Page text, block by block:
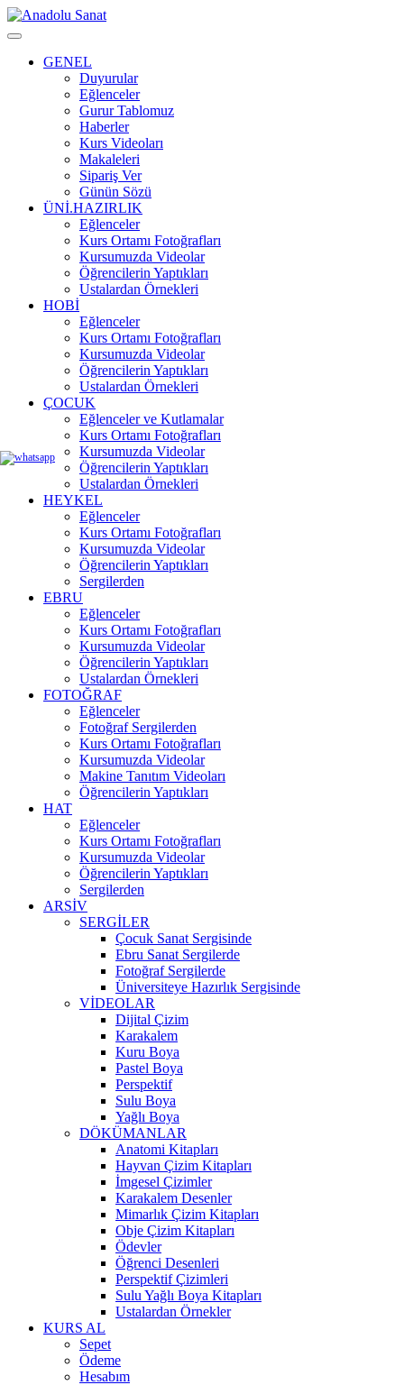
GENEL
Duyurular
Eğlenceler
Gurur Tablomuz
Haberler
Kurs Videoları
Makaleleri
Sipariş Ver
Günün Sözü
ÜNİ.HAZIRLIK
Eğlenceler
Kurs Ortamı Fotoğrafları
Kursumuzda Videolar
Öğrencilerin Yaptıkları
Ustalardan Örnekleri
HOBİ
Eğlenceler
Kurs Ortamı Fotoğrafları
Kursumuzda Videolar
Öğrencilerin Yaptıkları
Ustalardan Örnekleri
ÇOCUK
Eğlenceler ve Kutlamalar
Kurs Ortamı Fotoğrafları
Kursumuzda Videolar
Öğrencilerin Yaptıkları
Ustalardan Örnekleri
HEYKEL
Eğlenceler
Kurs Ortamı Fotoğrafları
Kursumuzda Videolar
Öğrencilerin Yaptıkları
Sergilerden
EBRU
Eğlenceler
Kurs Ortamı Fotoğrafları
Kursumuzda Videolar
Öğrencilerin Yaptıkları
Ustalardan Örnekleri
FOTOĞRAF
Eğlenceler
Fotoğraf Sergilerden
Kurs Ortamı Fotoğrafları
Kursumuzda Videolar
Makine Tanıtım Videoları
Öğrencilerin Yaptıkları
HAT
Eğlenceler
Kurs Ortamı Fotoğrafları
Kursumuzda Videolar
Öğrencilerin Yaptıkları
Sergilerden
ARSİV
SERGİLER
Çocuk Sanat Sergisinde
Ebru Sanat Sergilerde
Fotoğraf Sergilerde
Üniversiteye Hazırlık Sergisinde
VİDEOLAR
Dijital Çizim
Karakalem
Kuru Boya
Pastel Boya
Perspektif
Sulu Boya
Yağlı Boya
DÖKÜMANLAR
Anatomi Kitapları
Hayvan Çizim Kitapları
İmgesel Çizimler
Karakalem Desenler
Mimarlık Çizim Kitapları
Obje Çizim Kitapları
Ödevler
Öğrenci Desenleri
Perspektif Çizimleri
Sulu Yağlı Boya Kitapları
Ustalardan Örnekler
KURS AL
Sepet
Ödeme
Hesabım